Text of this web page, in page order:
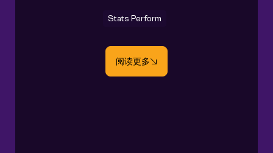
Stats Perform
阅读更多